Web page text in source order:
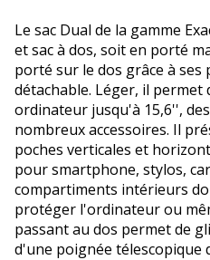
Le sac Dual de la gamme
et sac à dos, soit en porté
porté sur le dos grâce à ses
détachable. Léger, il
ordinateur jusqu'à 15,6'',
nombreux accessoires. Il
poches verticales et
pour smartphone, stylos,
compartiments intérieurs
protéger l'ordinateur ou
passant au dos permet de
d'une poignée télescopique